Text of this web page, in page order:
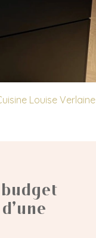
Louise Verlaine